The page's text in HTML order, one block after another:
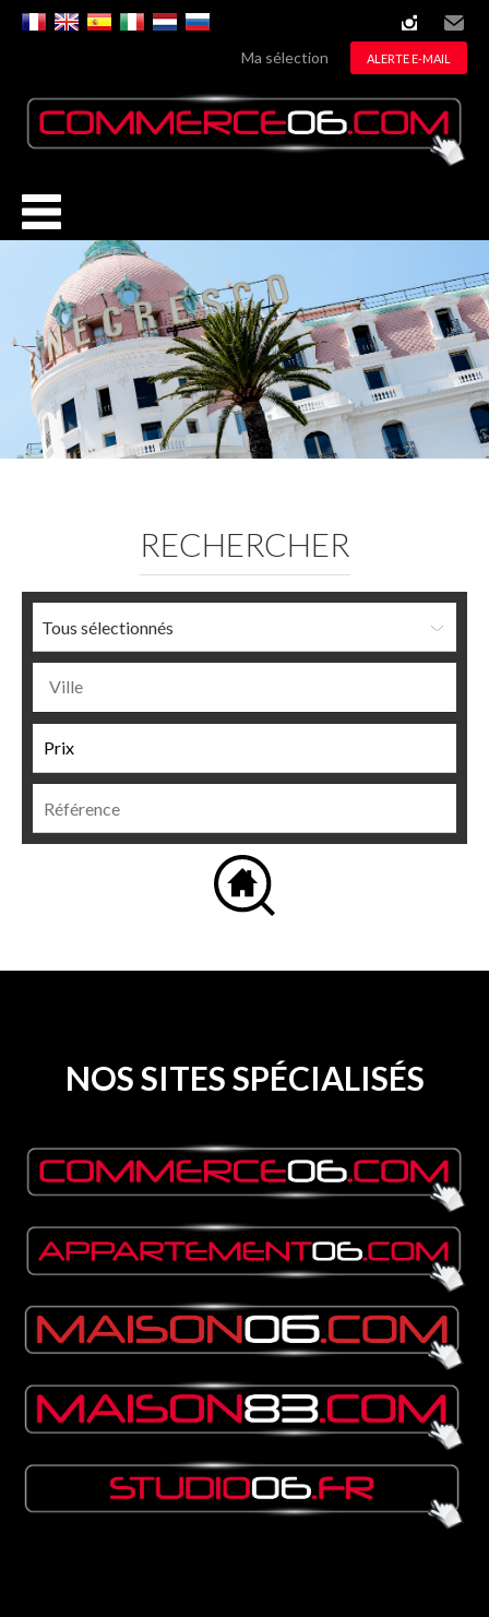
instagram
Email
Ma sélection ALERTE E-MAIL
RECHERCHER
Tous sélectionnés
NOS SITES SPÉCIALISÉS